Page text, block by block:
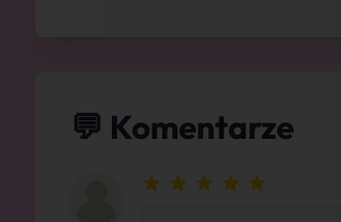
💬 Komentarze